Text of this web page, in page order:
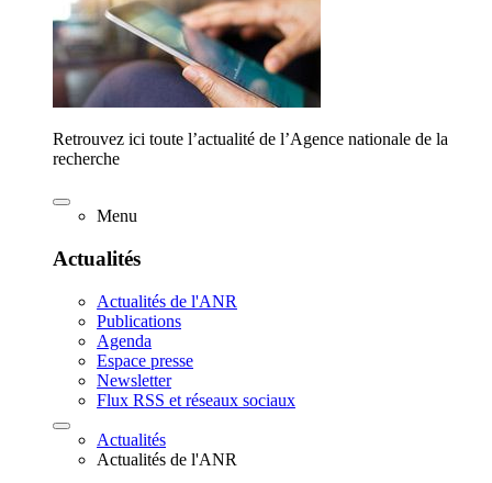
Retrouvez ici toute l’actualité de l’Agence nationale de la
recherche
Menu
Actualités
Actualités de l'ANR
Publications
Agenda
Espace presse
Newsletter
Flux RSS et réseaux sociaux
Actualités
Actualités de l'ANR